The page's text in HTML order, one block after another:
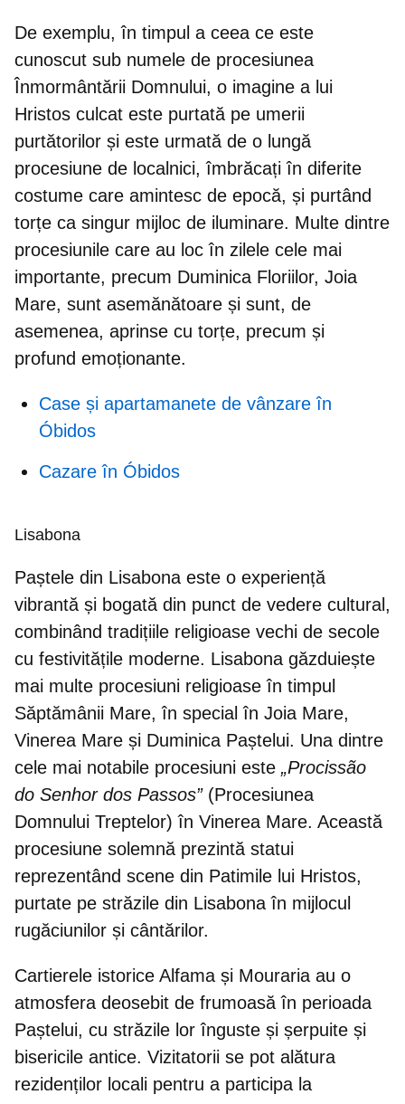
De exemplu, în timpul a ceea ce este
cunoscut sub numele de procesiunea
Înmormântării Domnului, o imagine a lui
Hristos culcat este purtată pe umerii
purtătorilor și este urmată de o lungă
procesiune de localnici, îmbrăcați în diferite
costume care amintesc de epocă, și purtând
torțe ca singur mijloc de iluminare. Multe dintre
procesiunile care au loc în zilele cele mai
importante, precum Duminica Floriilor, Joia
Mare, sunt asemănătoare și sunt, de
asemenea, aprinse cu torțe, precum și
profund emoționante.
Case și apartamanete de vânzare în
Óbidos
Cazare în Óbidos
Lisabona
Paștele din Lisabona este o experiență
vibrantă și bogată din punct de vedere cultural,
combinând tradițiile religioase vechi de secole
cu festivitățile moderne. Lisabona găzduiește
mai multe procesiuni religioase în timpul
Săptămânii Mare, în special în Joia Mare,
Vinerea Mare și Duminica Paștelui. Una dintre
cele mai notabile procesiuni este „Procissão
do Senhor dos Passos”(Procesiunea
Domnului Treptelor) în Vinerea Mare. Această
procesiune solemnă prezintă statui
reprezentând scene din Patimile lui Hristos,
purtate pe străzile din Lisabona în mijlocul
rugăciunilor și cântărilor.
Cartierele istorice Alfama și Mouraria au o
atmosfera deosebit de frumoasă în perioada
Paștelui, cu străzile lor înguste și șerpuite și
bisericile antice. Vizitatorii se pot alătura
rezidenților locali pentru a participa la